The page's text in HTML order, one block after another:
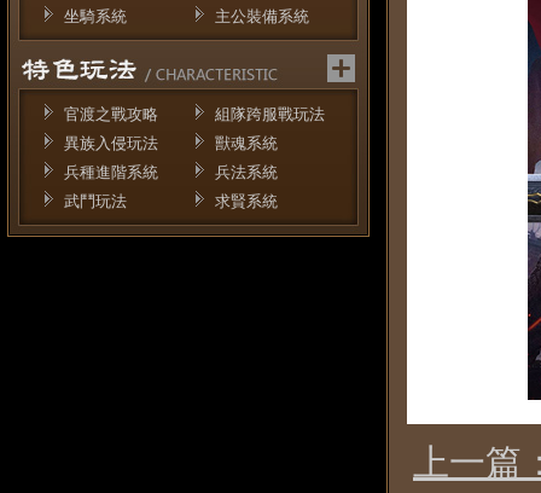
坐騎系統
主公裝備系統
官渡之戰攻略
組隊跨服戰玩法
異族入侵玩法
獸魂系統
兵種進階系統
兵法系統
武鬥玩法
求賢系統
上一